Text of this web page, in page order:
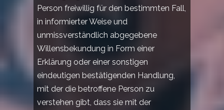
Person freiwillig für den bestimmten Fall,
in informierter Weise und
unmissverständlich abgegebene
Willensbekundung in Form einer
Erklärung oder einer sonstigen
eindeutigen bestätigenden Handlung,
mit der die betroffene Person zu
verstehen gibt, dass sie mit der